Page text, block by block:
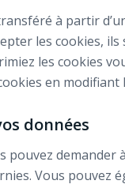
à partir
les cookies,
les cookies
en
données
pouvez
Vous pouvez